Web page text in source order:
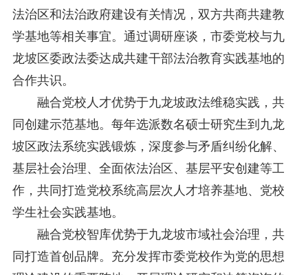
中国法学会2025年度部级法学研究课题立项公告 2025-07-20
中国法学会2025年度部级法学研究课题立项公示公告 2025-07-08
重庆市法学会第五期法学研究立项课题名单公布 2025-05-20
法治区和法治政府建设有关情况，双方共商共建教
学基地等相关事宜。通过调研座谈，市委党校与九
龙坡区委政法委达成共建干部法治教育实践基地的
合作共识。
融合党校人才优势于九龙坡政法维稳实践，共
同创建示范基地。每年选派数名硕士研究生到九龙
坡区政法系统实践锻炼，深度参与矛盾纠纷化解、
基层社会治理、全面依法治区、基层平安创建等工
作，共同打造党校系统高层次人才培养基地、党校
学生社会实践基地。
融合党校智库优势于九龙坡市域社会治理，共
同打造首创品牌。充分发挥市委党校作为党的思想